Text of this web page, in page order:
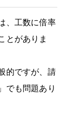
、工数に倍率
とがありま
的ですが、請
でも問題あり